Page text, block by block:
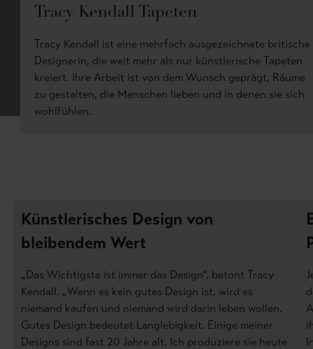
Tracy Kendall Tapeten
Tracy Kendall ist eine mehrfach ausgezeichnete britische
Designerin, die weit mehr als nur künstlerische Tapeten
kreiert. Ihre Arbeit ist von dem Wunsch geprägt, Räume
zu gestalten, die Menschen lieben und in denen sie sich
wohlfühlen.
Künstlerisches Design von
bleibendem Wert
„Das Wichtigste ist immer das Design“, betont Tracy
Kendall. „Wenn es kein gutes Design ist, wird es
niemand kaufen und niemand wird darin leben wollen.
Gutes Design bedeutet Langlebigkeit. Einige meiner
Designs sind fast 20 Jahre alt. Ich produziere sie heute